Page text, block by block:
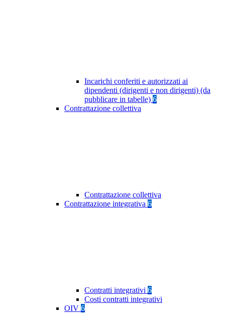
Incarichi conferiti e autorizzati ai
dipendenti (dirigenti e non dirigenti) (da
pubblicare in tabelle) 6
Contrattazione collettiva
Contrattazione collettiva
Contrattazione integrativa 6
Contratti integrativi 6
Costi contratti integrativi
OIV 6